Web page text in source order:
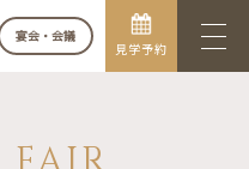
宴会・会議
見学予約